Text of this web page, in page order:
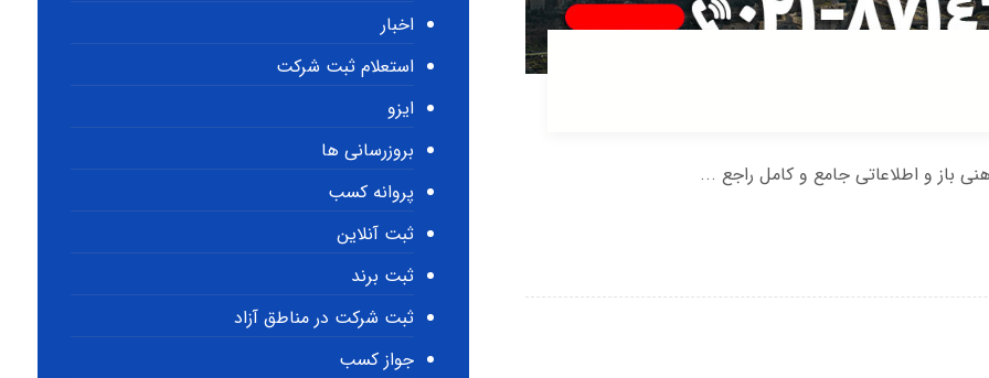
باز و اطلاعاتی جامع و کامل راجع ...
اخبار
استعلام ثبت شرکت
ایزو
بروزرسانی ها
پروانه کسب
ثبت آنلاین
ثبت برند
ثبت شرکت در مناطق آزاد
جواز کسب